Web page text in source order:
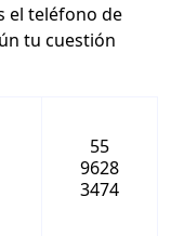
el teléfono de
tu cuestión
55
9628
3474